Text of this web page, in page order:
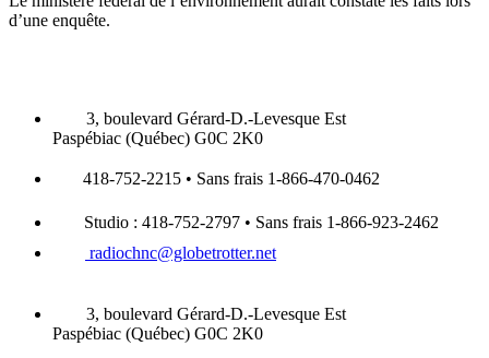
d’une enquête.
3, boulevard Gérard-D.-Levesque Est
Paspébiac (Québec) G0C 2K0
418-752-2215 • Sans frais 1-866-470-0462
Studio : 418-752-2797 • Sans frais 1-866-923-2462
radiochnc@globetrotter.net
3, boulevard Gérard-D.-Levesque Est
Paspébiac (Québec) G0C 2K0